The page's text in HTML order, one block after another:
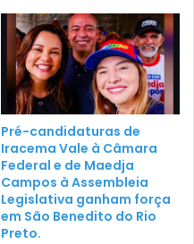
Pré-candidaturas de
Iracema Vale à Câmara
Federal e de Maedja
Campos à Assembleia
Legislativa ganham força
em São Benedito do Rio
Preto.